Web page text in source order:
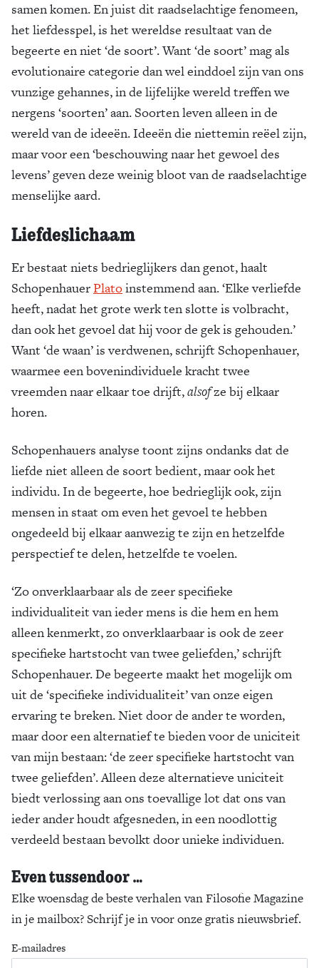
samen komen. En juist dit raadselachtige fenomeen,
het liefdesspel, is het wereldse resultaat van de
begeerte en niet ‘de soort’. Want ‘de soort’ mag als
evolutionaire categorie dan wel einddoel zijn van ons
vunzige gehannes, in de lijfelijke wereld treffen we
nergens ‘soorten’ aan. Soorten leven alleen in de
wereld van de ideeën. Ideeën die niettemin reëel zijn,
maar voor een ‘beschouwing naar het gewoel des
levens’ geven deze weinig bloot van de raadselachtige
menselijke aard.
Liefdeslichaam
Er bestaat niets bedrieglijkers dan genot, haalt
SchopenhauerPlatoinstemmend aan. ‘Elke verliefde
heeft, nadat het grote werk ten slotte is volbracht,
dan ook het gevoel dat hij voor de gek is gehouden.’
Want ‘de waan’ is verdwenen, schrijft Schopenhauer,
waarmee een bovenindividuele kracht twee
vreemden naar elkaar toe drijft,alsofze bij elkaar
horen.
Schopenhauers analyse toont zijns ondanks dat de
liefde niet alleen de soort bedient, maar ook het
individu. In de begeerte, hoe bedrieglijk ook, zijn
mensen in staat om even het gevoel te hebben
ongedeeld bij elkaar aanwezig te zijn en hetzelfde
perspectief te delen, hetzelfde te voelen.
‘Zo onverklaarbaar als de zeer specifieke
individualiteit van ieder mens is die hem en hem
alleen kenmerkt, zo onverklaarbaar is ook de zeer
specifieke hartstocht van twee geliefden,’ schrijft
Schopenhauer. De begeerte maakt het mogelijk om
uit de ‘specifieke individualiteit’ van onze eigen
ervaring te breken. Niet door de ander te worden,
maar door een alternatief te bieden voor de uniciteit
van mijn bestaan: ‘de zeer specifieke hartstocht van
twee geliefden’. Alleen deze alternatieve uniciteit
biedt verlossing aan ons toevallige lot dat ons van
ieder ander houdt afgesneden, in een noodlottig
verdeeld bestaan bevolkt door unieke individuen.
Even tussendoor …
Elke woensdag de beste verhalen van Filosofie Magazine
in je mailbox? Schrijf je in voor onze gratis nieuwsbrief.
E-mailadres